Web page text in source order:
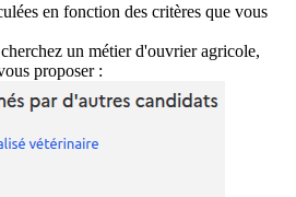
en fonction des critères que vous
un métier d'ouvrier agricole,
proposer :